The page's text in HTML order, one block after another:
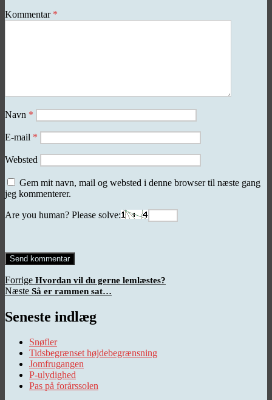
Kommentar *
Navn *
E-mail *
Websted
Gem mit navn, mail og websted i denne browser til næste gang
jeg kommenterer.
Are you human? Please solve:
Indlægsnavigation
Forrige Forrige
indlæg:
Hvordan vil du gerne lemlæstes?
Næste Næste
Så er rammen sat…
Seneste indlæg
Snøfler
Tidsbegrænset højdebegrænsning
Jomfrugangen
P-ulydighed
Pas på forårssolen